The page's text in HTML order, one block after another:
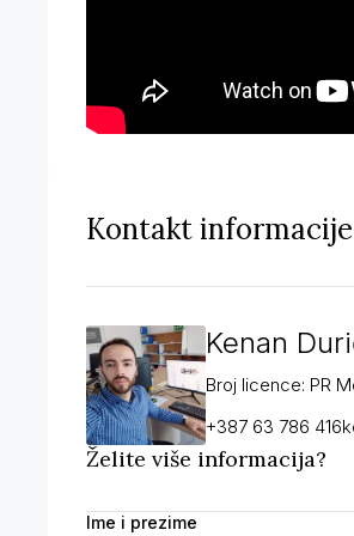
Kontakt informacije
Kenan
Broj licence: PR
+387 63 786 416
Želite više informacija?
Ime i prezime